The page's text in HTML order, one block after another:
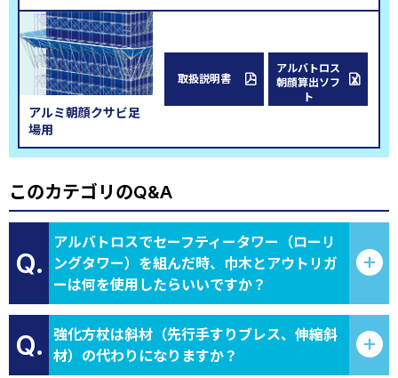
アルミ朝顔クサビ足
場用
取扱説明書
アルバトロス
朝顔算出ソフ
ト
このカテゴリのQ&A
Q.
アルバトロスでセーフティータワー（ローリ
ングタワー）を組んだ時、巾木とアウトリガ
ーは何を使用したらいいですか？
Q.
強化方杖は斜材（先行手すりブレス、伸縮斜
材）の代わりになりますか？